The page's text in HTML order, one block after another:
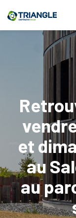
et
au
au